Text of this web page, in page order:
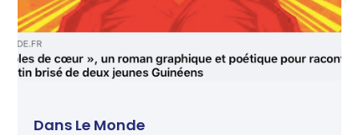
Dans Le Monde